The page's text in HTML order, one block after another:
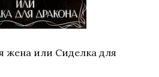
жена или Сиделка для